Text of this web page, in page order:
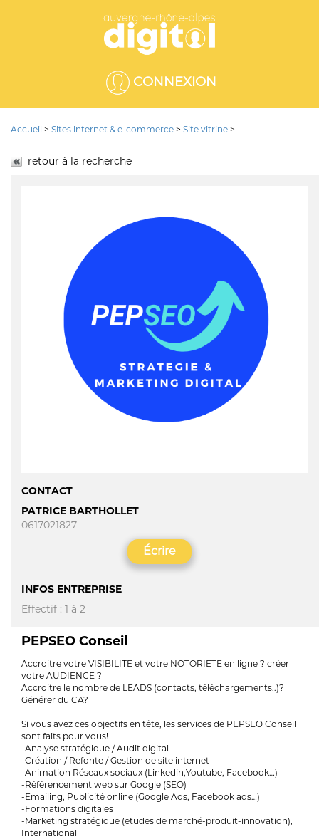
CONNEXION
Accueil > Sites internet & e-commerce > Site vitrine >
retour à la recherche
CONTACT
PATRICE BARTHOLLET
0617021827
Écrire
INFOS ENTREPRISE
Effectif : 1 à 2
PEPSEO Conseil
Accroitre votre VISIBILITE et votre NOTORIETE en ligne ? créer
votre AUDIENCE ?
Accroitre le nombre de LEADS (contacts, téléchargements..)?
Générer du CA?
Si vous avez ces objectifs en tête, les services de PEPSEO Conseil
sont faits pour vous!
-Analyse stratégique / Audit digital
-Création / Refonte / Gestion de site internet
-Animation Réseaux sociaux (Linkedin,Youtube, Facebook…)
-Référencement web sur Google (SEO)
-Emailing, Publicité online (Google Ads, Facebook ads…)
-Formations digitales
-Marketing stratégique (etudes de marché-produit-innovation),
International